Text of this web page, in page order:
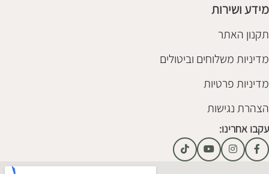
מידע ושירות
תקנון האתר
מדיניות משלוחים וביטולים
מדיניות פרטיות
הצהרת נגישות
עקבו אחרינו: